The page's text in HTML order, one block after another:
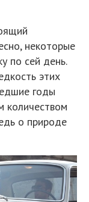
некоторые
по сей день.
этих
годы
количеством
о природе